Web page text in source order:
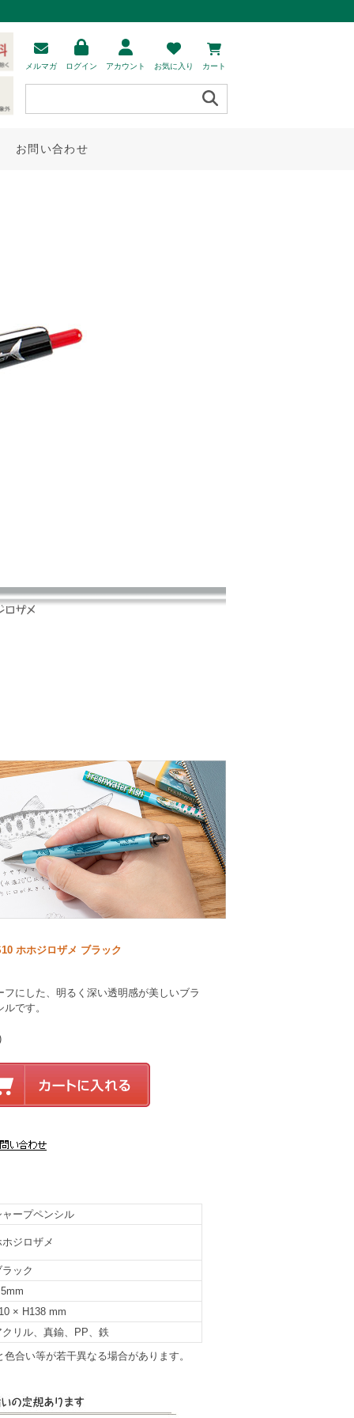
メルマガ ログイン アカウント お気に入り カート
お問い合わせ
ホホジロザメ ブラック
フにした、明るく深い透明感が美しいブラ
です。
ャープペンシル
ホジロザメ
ラック
× H138 mm
クリル、真鍮、PP、鉄
合い等が若干異なる場合があります。